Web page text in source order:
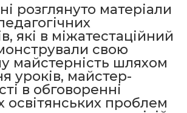
розглянуто матеріали
які в міжатестаційний
свою
майстерність шляхом
уроків, майстер-
в обговоренні
освітянських проблем